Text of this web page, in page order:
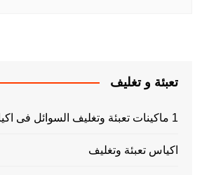
تعبئة و تغليف
1 ماكينات تعبئة وتغليف السوائل فى اكياس
اكياس تعبئة وتغليف